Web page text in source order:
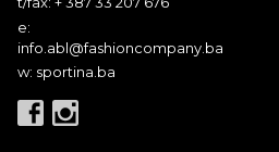
e:
info.abl@fashioncompany.ba
w: sportina.ba